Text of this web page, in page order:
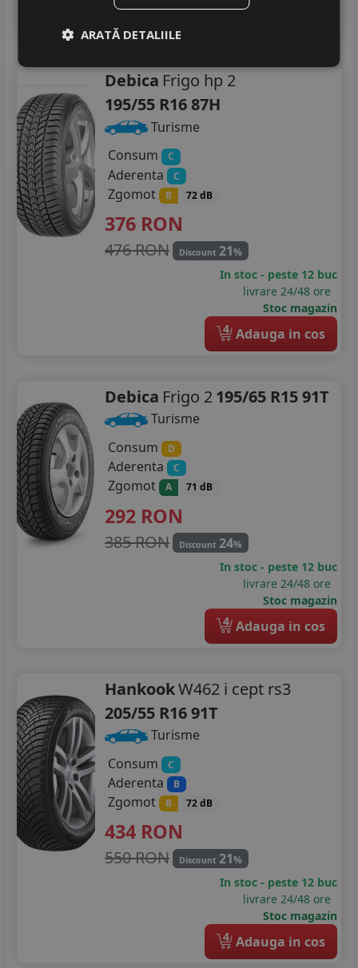
235/40R19
235/50R19
4
Debica Frigo hp 2
195/55 R16 87H
Turisme
Consum
C
Aderenta C
Zgomot B 72 dB
376 RON
476 RON Discount 21%
In stoc - peste 12 buc
livrare 24/48 ore
Stoc magazin
4 Adauga in cos
Debica Frigo 2195/65 R15 91T
Turisme
Consum
D
Aderenta C
Zgomot A 71 dB
292 RON
385 RON Discount 24%
In stoc - peste 12 buc
livrare 24/48 ore
Stoc magazin
4 Adauga in cos
HankookW462 i cept rs3
205/55 R16 91T
Turisme
Consum
C
Aderenta B
Zgomot B 72 dB
434 RON
550 RON Discount 21%
In stoc - peste 12 buc
livrare 24/48 ore
Stoc magazin
4 Adauga in cos
ARATĂ DETALIILE